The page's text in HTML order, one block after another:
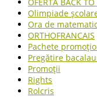
Olimpiade
Ora de
ORTHOFRANCAIS
Pachete
Pregătire
Promoții
Rights
Rolcris